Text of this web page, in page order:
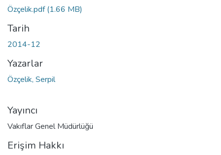
Özçelik.pdf(1.66 MB)
Tarih
2014-12
Yazarlar
Özçelik, Serpil
Yayıncı
Vakıflar Genel Müdürlüğü
Erişim Hakkı